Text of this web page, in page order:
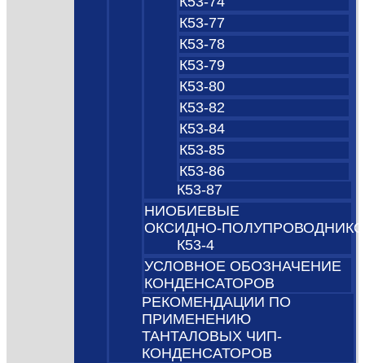
К53-77
К53-78
К53-79
К53-80
К53-82
К53-84
К53-85
К53-86
К53-87
НИОБИЕВЫЕ
К53-4
УСЛОВНОЕ ОБОЗНАЧЕНИЕ
КОНДЕНСАТОРОВ
РЕКОМЕНДАЦИИ ПО
ПРИМЕНЕНИЮ
ТАНТАЛОВЫХ ЧИП-
КОНДЕНСАТОРОВ